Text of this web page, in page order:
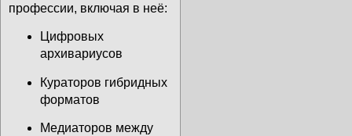
профессии, включая в неё:
Цифровых
архивариусов
Кураторов гибридных
форматов
Медиаторов между